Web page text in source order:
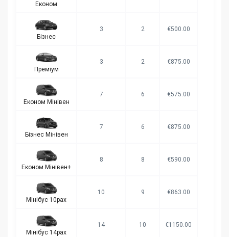
Економ
Бізнес
3 2 €500.00
Преміум
3 2 €875.00
Економ Мінівен
7 6 €575.00
Бізнес Мінівен
7 6 €875.00
Економ Мінівен+
8 8 €590.00
Мінібус 10pax
10 9 €863.00
Мінібус 14pax
14 10 €1150.00